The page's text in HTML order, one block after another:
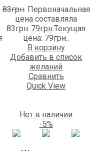
83грн. Первоначальная
цена составляла
83грн..79грн.Текущая
цена: 79грн..
В корзину
Добавить в список
желаний
Сравнить
Quick View
Нет в наличии
-5%